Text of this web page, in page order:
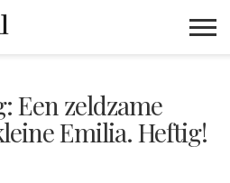
Een zeldzame
Emilia. Heftig!